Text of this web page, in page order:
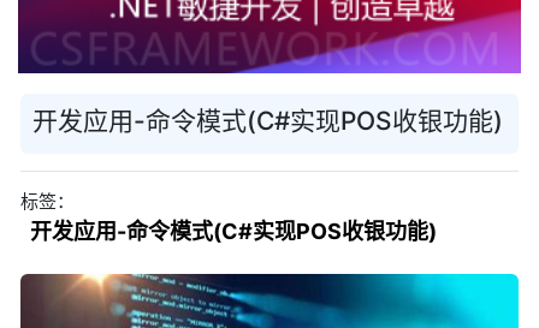
开发应用-命令模式(C#实现POS收银功能)
标签：
开发应用-命令模式(C#实现POS收银功能)